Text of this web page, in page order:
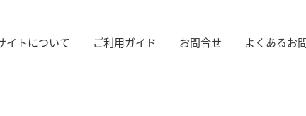
イトについて ご利用ガイド お問合せ よくあるお